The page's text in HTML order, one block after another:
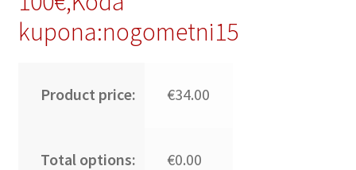
kupona:nogometni15
Product price: €34.00
Total options: €0.00